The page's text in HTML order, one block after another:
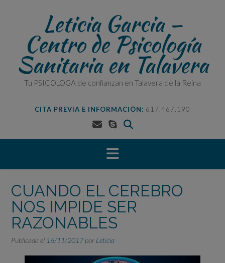
Leticia Garcia –
Centro de Psicología
Sanitaria en Talavera
Tu PSICOLOGA de confianzan en Talavera de la Reina
CITA PREVIA E INFORMACIÓN: 617.467.190
CUANDO EL CEREBRO
NOS IMPIDE SER
RAZONABLES
Publicada el 16/11/2017por Leticia